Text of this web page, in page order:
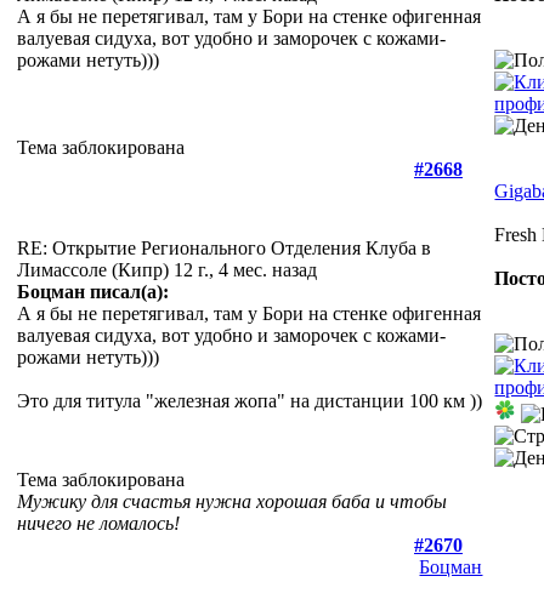
А я бы не перетягивал, там у Бори на стенке офигенная
валуевая сидуха, вот удобно и заморочек с кожами-
рожами нетуть)))
Тема заблокирована
#2668
RE: Открытие Регионального Отделения Клуба в
Лимассоле (Кипр) 12 г., 4 мес. назад
Боцман писал(а):
А я бы не перетягивал, там у Бори на стенке офигенная
валуевая сидуха, вот удобно и заморочек с кожами-
рожами нетуть)))
Это для титула "железная жопа" на дистанции 100 км ))
Fresh
Тема заблокирована
Мужику для счастья нужна хорошая баба и чтобы
ничего не ломалось!
#2670
Боцман